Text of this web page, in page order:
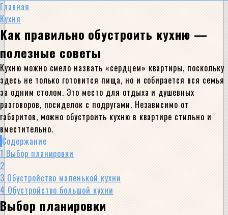
Главная
Кухня
Как правильно обустроить кухню —
полезные советы
Кухню можно смело назвать «сердцем» квартиры, поскольку
здесь не только готовится пища, но и собирается вся семья
за одним столом. Это место для отдыха и душевных
разговоров, посиделок с подругами. Независимо от
габаритов, можно обустроить кухню в квартире стильно и
вместительно.
Содержание
1 Выбор планировки
2
3 Обустройство маленькой кухни
4 Обустройство большой кухни
Выбор планировки